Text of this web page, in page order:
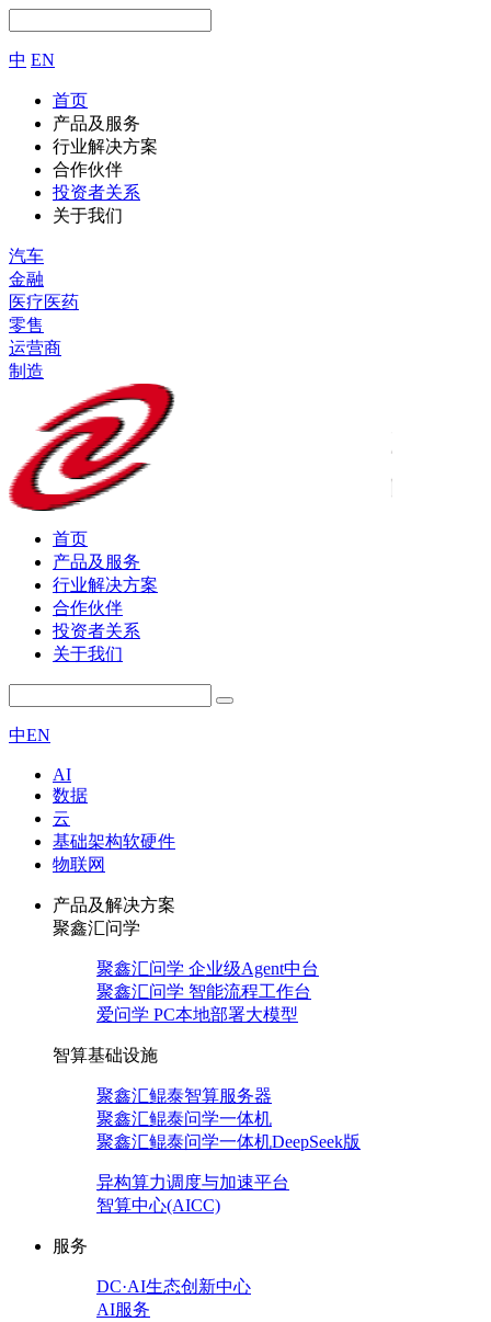
中 EN
首页
产品及服务
行业解决方案
合作伙伴
投资者关系
关于我们
汽车
金融
医疗医药
零售
运营商
制造
首页
产品及服务
行业解决方案
合作伙伴
投资者关系
关于我们
中EN
AI
数据
云
基础架构软硬件
物联网
产品及解决方案
聚鑫汇问学
聚鑫汇问学 企业级Agent中台
聚鑫汇问学 智能流程工作台
爱问学 PC本地部署大模型
智算基础设施
聚鑫汇鲲泰智算服务器
聚鑫汇鲲泰问学一体机
聚鑫汇鲲泰问学一体机DeepSeek版
异构算力调度与加速平台
智算中心(AICC)
服务
DC·AI生态创新中心
AI服务